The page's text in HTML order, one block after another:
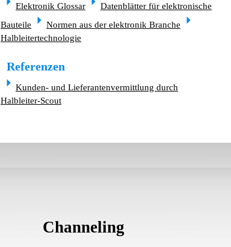
Elektronik Glossar
Datenblätter für elektronische
Bauteile
Normen aus der elektronik Branche
Halbleitertechnologie
Referenzen
Kunden- und Lieferantenvermittlung durch
Halbleiter-Scout
Channeling